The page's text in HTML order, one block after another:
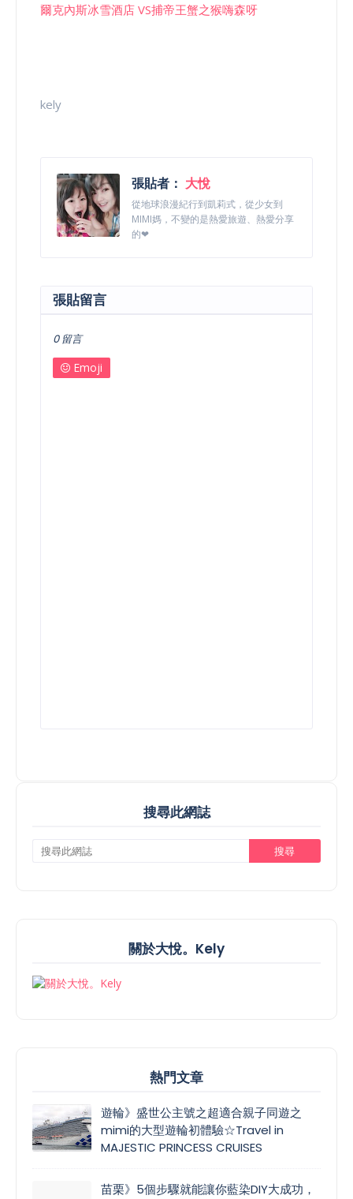
爾克內斯冰雪酒店 VS捕帝王蟹之猴嗨森呀
kely
張貼者： 大悅
從地球浪漫紀行到凱莉式，從少女到
MIMI媽，不變的是熱愛旅遊、熱愛分享
的❤
張貼留言
0 留言
Emoji
搜尋此網誌
關於大悅。Kely
熱門文章
遊輪》盛世公主號之超適合親子同遊之
mimi的大型遊輪初體驗☆Travel in
MAJESTIC PRINCESS CRUISES
苗栗》5個步驟就能讓你藍染DIY大成功，